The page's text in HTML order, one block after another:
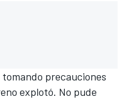
precauciones
explotó. No pude